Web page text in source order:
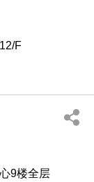
F
9楼全层